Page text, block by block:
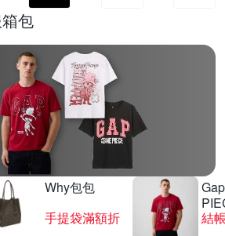
包
Why包包
手提袋滿額折
結